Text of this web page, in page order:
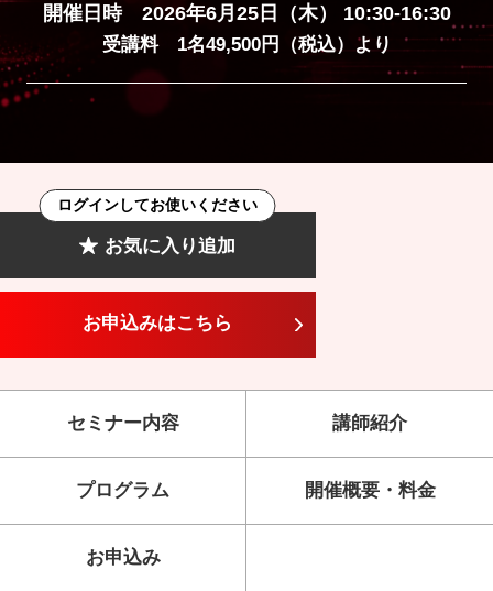
開催日時 2026年6月25日（木） 10:30-16:30
受講料 1名49,500円（税込）より
お気に入り追加
ログインしてお使いください
お申込みはこちら
セミナー内容 講師紹介
プログラム 開催概要・料金
お申込み